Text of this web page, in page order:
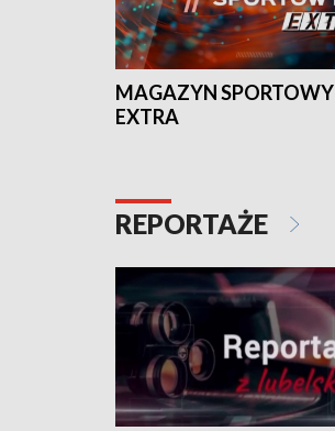
MAGAZYN SPORTOWY
EXTRA
REPORTAŻE